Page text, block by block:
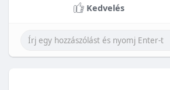
Kedvelés